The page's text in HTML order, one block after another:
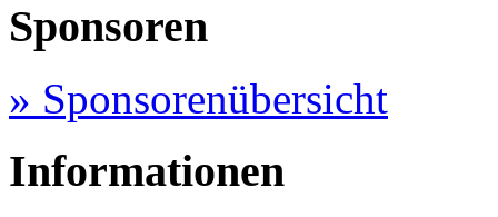
Sponsoren
» Sponsorenübersicht
Informationen